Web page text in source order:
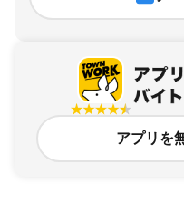
アプリを